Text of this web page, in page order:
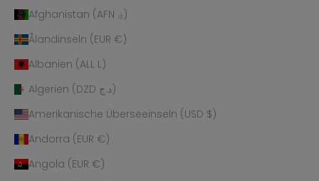
Afghanistan (AFN ؋)
Ålandinseln (EUR €)
Albanien (ALL L)
Algerien (DZD د.ج)
Amerikanische Überseeinseln (USD $)
Andorra (EUR €)
Angola (EUR €)